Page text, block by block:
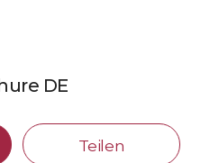
DE
Teilen